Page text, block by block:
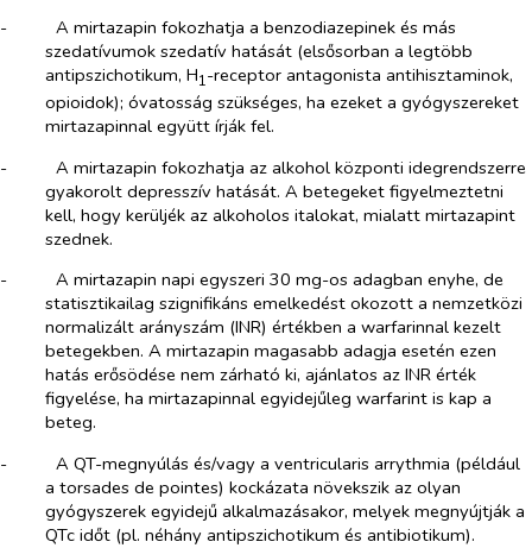
-​
A mirtazapin fokozhatja a benzodiazepinek és más
szedatívumok szedatív hatását (elsősorban a legtöbb
antipszichotikum, H1-receptor antagonista antihisztaminok,
opioidok); óvatosság szükséges, ha ezeket a gyógyszereket
mirtazapinnal együtt írják fel.
-​
A mirtazapin fokozhatja az alkohol központi idegrendszerre
gyakorolt depresszív hatását. A betegeket figyelmeztetni
kell, hogy kerüljék az alkoholos italokat, mialatt mirtazapint
szednek.
-​
A mirtazapin napi egyszeri 30 mg-os adagban enyhe, de
statisztikailag szignifikáns emelkedést okozott a nemzetközi
normalizált arányszám (INR) értékben a warfarinnal kezelt
betegekben. A mirtazapin magasabb adagja esetén ezen
hatás erősödése nem zárható ki, ajánlatos az INR érték
figyelése, ha mirtazapinnal egyidejűleg warfarint is kap a
beteg.
-​
A QT-megnyúlás és/vagy a ventricularis arrythmia (például
a torsades de pointes) kockázata növekszik az olyan
gyógyszerek egyidejű alkalmazásakor, melyek megnyújtják a
QTc időt (pl. néhány antipszichotikum és antibiotikum).